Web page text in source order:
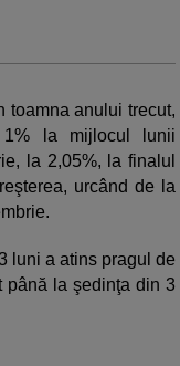
toamna anului trecut,
la mijlocul lunii
la 2,05%, la finalul
urcând de la
luni a atins pragul de
până la şedinţa din 3